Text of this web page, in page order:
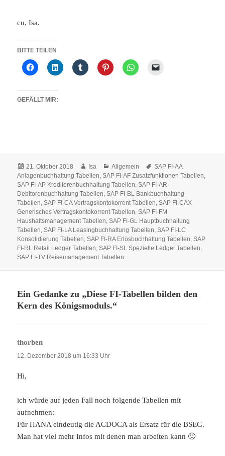
cu, Isa.
BITTE TEILEN
GEFÄLLT MIR:
Veröffentlicht
am
21. Oktober 2018 Autor
Isa Kategorien
Allgemein Schlagwörter
SAP FI-AA
Anlagenbuchhaltung Tabellen,SAP FI-AF Zusatzfunktionen Tabellen,
SAP FI-AP Kreditorenbuchhaltung Tabellen,SAP FI-AR
Debitorenbuchhaltung Tabellen,SAP FI-BL Bankbuchhaltung
Tabellen,SAP FI-CA Vertragskontokorrent Tabellen,SAP FI-CAX
Generisches Vertragskontokorrent Tabellen,SAP FI-FM
Haushaltsmanagement Tabellen,SAP FI-GL Hauptbuchhaltung
Tabellen,SAP FI-LA Leasingbuchhaltung Tabellen,SAP FI-LC
Konsolidierung Tabellen,SAP FI-RA Erlösbuchhaltung Tabellen,SAP
FI-RL Retail Ledger Tabellen,SAP FI-SL Spezielle Ledger Tabellen,
SAP FI-TV Reisemanagement Tabellen
Ein Gedanke zu „Diese FI-Tabellen bilden den
Kern des Königsmoduls.“
thorben
12. Dezember 2018 um 16:33 Uhr
Hi,
ich würde auf jeden Fall noch folgende Tabellen mit
aufnehmen:
Für HANA eindeutig die ACDOCA als Ersatz für die BSEG.
Man hat viel mehr Infos mit denen man arbeiten kann 🙂